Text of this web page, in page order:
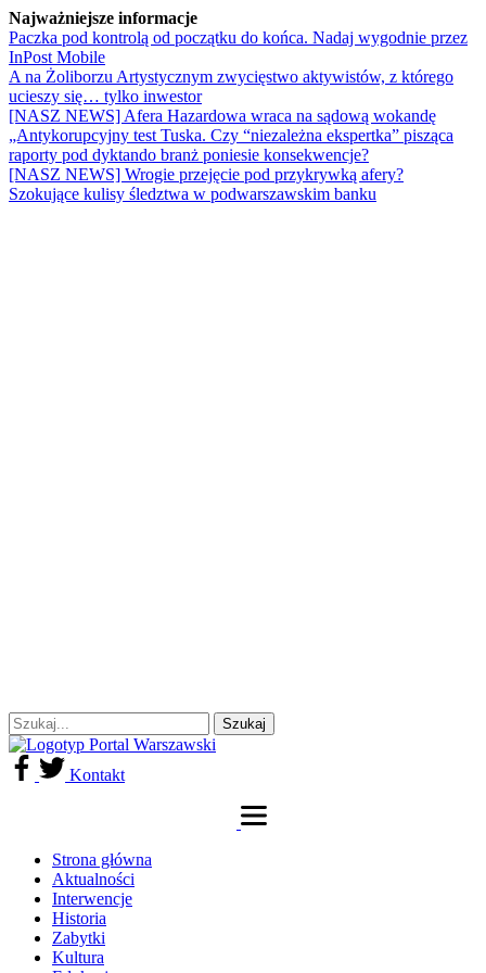
Najważniejsze informacje
Paczka pod kontrolą od początku do końca. Nadaj wygodnie przez
InPost Mobile
A na Żoliborzu Artystycznym zwycięstwo aktywistów, z którego
ucieszy się… tylko inwestor
[NASZ NEWS] Afera Hazardowa wraca na sądową wokandę
„Antykorupcyjny test Tuska. Czy “niezależna ekspertka” pisząca
raporty pod dyktando branż poniesie konsekwencje?
[NASZ NEWS] Wrogie przejęcie pod przykrywką afery?
Szokujące kulisy śledztwa w podwarszawskim banku
Kontakt
Strona główna
Aktualności
Interwencje
Historia
Zabytki
Kultura